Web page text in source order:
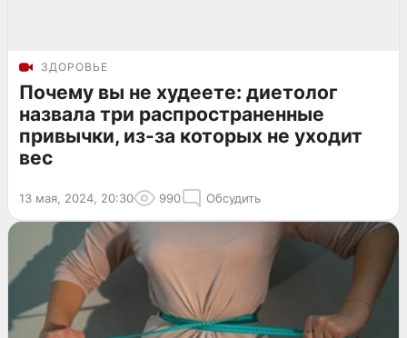
ЗДОРОВЬЕ
Почему вы не худеете: диетолог
назвала три распространенные
привычки, из-за которых не уходит
вес
13 мая, 2024, 20:30 990 Обсудить